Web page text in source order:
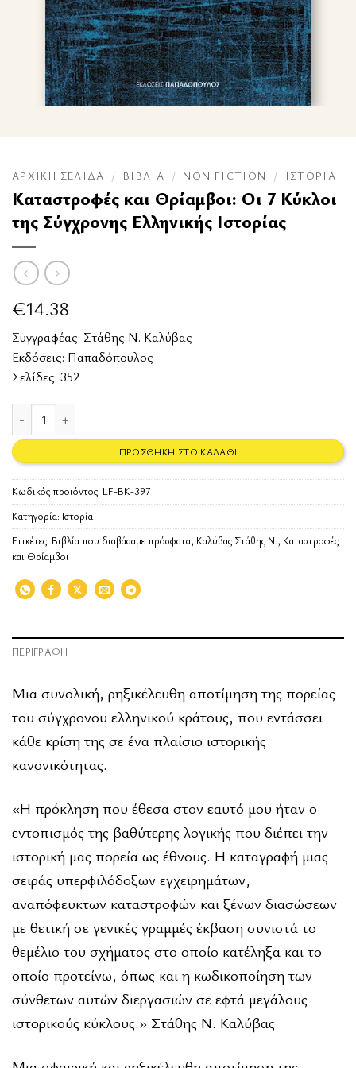
ΑΡΧΙΚΉ ΣΕΛΊΔΑ / ΒΙΒΛΊΑ / NON FICTION / ΙΣΤΟΡΊΑ
Καταστροφές και Θρίαμβοι: Οι 7 Κύκλοι
της Σύγχρονης Ελληνικής Ιστορίας
€14.38
Συγγραφέας: Στάθης Ν. Καλύβας
Εκδόσεις: Παπαδόπουλος
Σελίδες: 352
ΠΡΟΣΘΉΚΗ ΣΤΟ ΚΑΛΆΘΙ
Κωδικός προϊόντος: LF-BK-397
Κατηγορία: Ιστορία
Ετικέτες: Βιβλία που διαβάσαμε πρόσφατα, Καλύβας Στάθης Ν., Καταστροφές
και Θρίαμβοι
ΠΕΡΙΓΡΑΦΉ
Μια συνολική, ρηξικέλευθη αποτίμηση της πορείας
του σύγχρονου ελληνικού κράτους, που εντάσσει
κάθε κρίση της σε ένα πλαίσιο ιστορικής
κανονικότητας.
«Η πρόκληση που έθεσα στον εαυτό μου ήταν ο
εντοπισμός της βαθύτερης λογικής που διέπει την
ιστορική μας πορεία ως έθνους. Η καταγραφή μιας
σειράς υπερφιλόδοξων εγχειρημάτων,
αναπόφευκτων καταστροφών και ξένων διασώσεων
με θετική σε γενικές γραμμές έκβαση συνιστά το
θεμέλιο του σχήματος στο οποίο κατέληξα και το
οποίο προτείνω, όπως και η κωδικοποίηση των
σύνθετων αυτών διεργασιών σε εφτά μεγάλους
ιστορικούς κύκλους.» Στάθης Ν. Καλύβας